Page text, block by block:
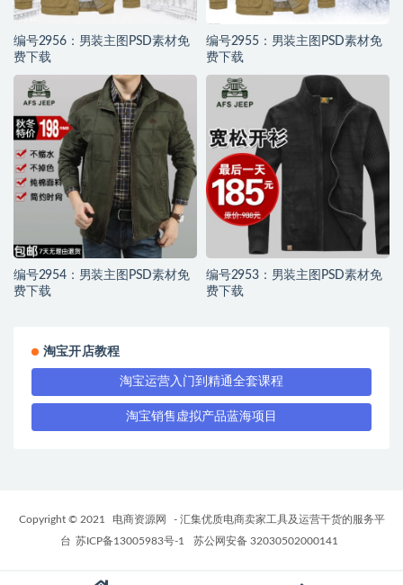
编号2956：男装主图PSD素材免
费下载
编号2955：男装主图PSD素材免
费下载
编号2954：男装主图PSD素材免
费下载
编号2953：男装主图PSD素材免
费下载
淘宝开店教程
淘宝运营入门到精通全套课程
淘宝销售虚拟产品蓝海项目
Copyright © 2021 电商资源网
- 汇集优质电商卖家工具及运营干货的服务平
台 苏ICP备13005983号-1 苏公网安备 32030502000141